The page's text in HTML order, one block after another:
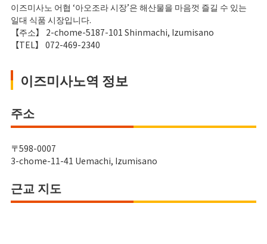
이즈미사노 어협 ‘아오조라 시장’은 해산물을 마음껏 즐길 수 있는
일대 식품 시장입니다.
【주소】 2-chome-5187-101 Shinmachi, Izumisano
【TEL】 072-469-2340
이즈미사노역 정보
주소
〒598-0007
3-chome-11-41 Uemachi, Izumisano
근교 지도